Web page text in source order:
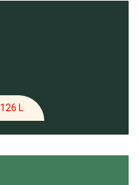
126 L